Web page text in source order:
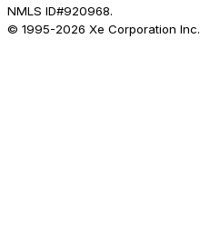
NMLS ID#920968.
© 1995-2026 Xe Corporation Inc.